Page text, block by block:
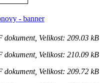
dokument, Velikost: 209.03 kB
dokument, Velikost: 210.09 kB
dokument, Velikost: 209.72 kB